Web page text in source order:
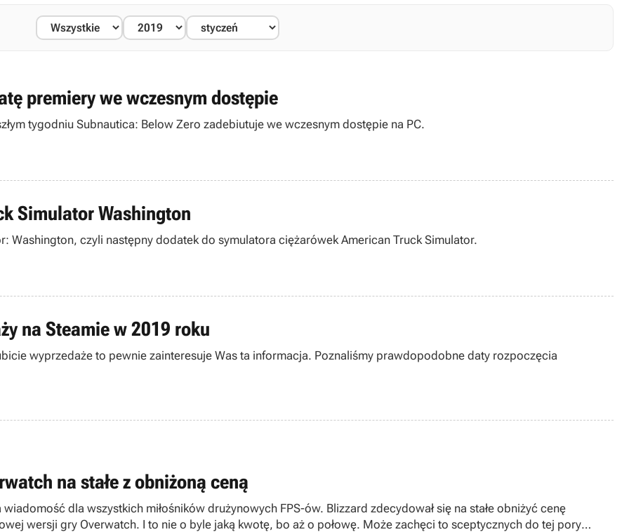
premiery we wczesnym dostępie
Zespół Unknown Worlds Entertainment ogłosił, że w przyszłym tygodniu Subnautica: Below Zero zadebiutuje we wczesnym dostępie na PC.
Simulator Washington
Washington, czyli następny dodatek do symulatora ciężarówek American Truck Simulator.
na Steamie w 2019 roku
wyprzedaże to pewnie zainteresuje Was ta informacja. Poznaliśmy prawdopodobne daty rozpoczęcia
na stałe z obniżoną ceną
wiadomość dla wszystkich miłośników drużynowych FPS-ów. Blizzard zdecydował się na stałe obniżyć cenę
wersji gry Overwatch. I to nie o byle jaką kwotę, bo aż o połowę. Może zachęci to sceptycznych do tej pory